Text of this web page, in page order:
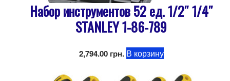
Набор инструментов 52 ед. 1/2″ 1/4″
STANLEY 1-86-789
2,794.00 грн. В корзину